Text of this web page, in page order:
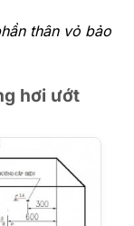
thân vỏ bảo
hơi ướt